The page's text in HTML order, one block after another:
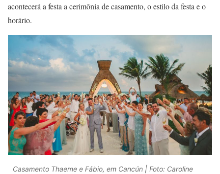
acontecerá a festa a cerimônia de casamento, o estilo da festa e o
horário.
Casamento Thaeme e Fábio, em Cancún | Foto: Caroline